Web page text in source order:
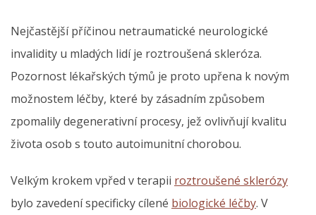
Nejčastější příčinou netraumatické neurologické
invalidity u mladých lidí je roztroušená skleróza.
Pozornost lékařských týmů je proto upřena k novým
možnostem léčby, které by zásadním způsobem
zpomalily degenerativní procesy, jež ovlivňují kvalitu
života osob s touto autoimunitní chorobou.
Velkým krokem vpřed v terapii roztroušené sklerózy
bylo zavedení specificky cílené biologické léčby. V